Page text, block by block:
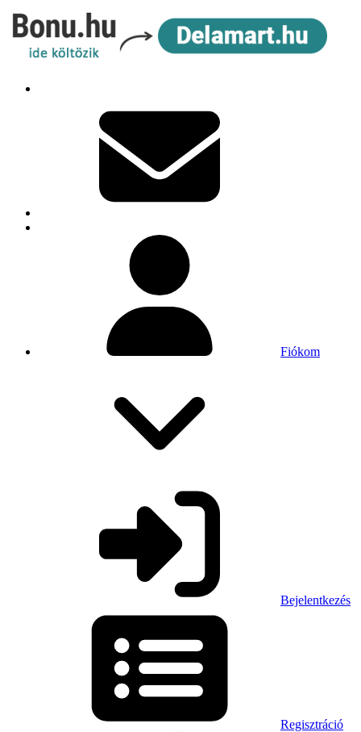
Fiókom
Bejelentkezés
Regisztráció